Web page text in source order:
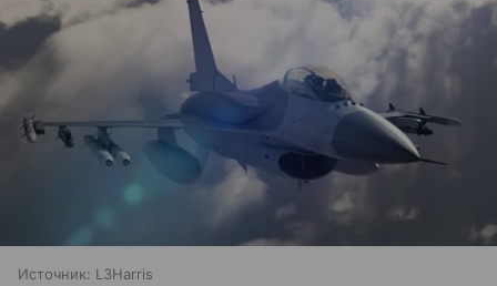
Источник: L3Harris